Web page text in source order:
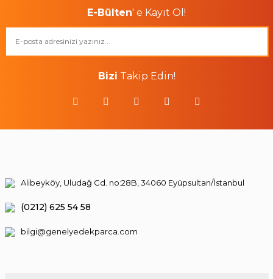
E-Bülten' e Kayıt Ol!
Bizi Takip Edin!
Alibeyköy, Uludağ Cd. no:28B, 34060 Eyüpsultan/İstanbul
(0212) 625 54 58
bilgi@genelyedekparca.com